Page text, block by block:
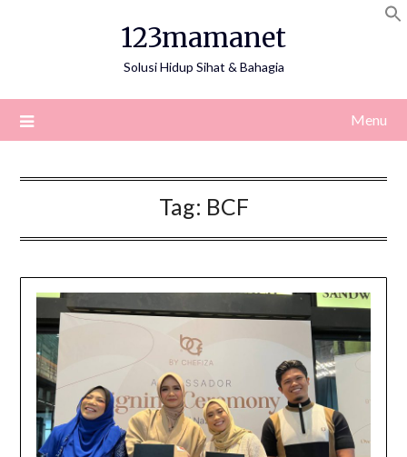
123mamanet
Solusi Hidup Sihat & Bahagia
Menu
Tag: BCF